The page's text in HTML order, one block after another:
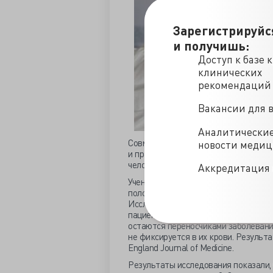
и получишь:
Доступ к базе
клинических
рекомендаций
Вакансии для
новости
Аккредитация
Совместное исследование ВОЗ,
и правительства Сьерра-Леоне
человека в течение 9 месяцев,
Ученые обнаружили молекулярное
половым путем своей партнерше
Исследования, а также данный
пациенты могут переносить в
остаются переносчиками
не фиксируется в их крови.
England Journal of Medicine.
Результаты исследования